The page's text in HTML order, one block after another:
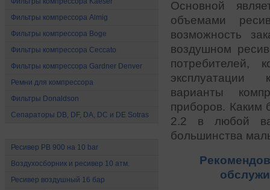
Фильтры компрессора Almig
Фильтры компрессора Boge
Фильтры компрессора Ceccato
Фильтры компрессора Gardner Denver
Ремни для компрессора
Фильтры Donaldson
Сепараторы DB, DF, DA, DC и DE Sotras
Ресивер РВ 900 на 10 bar
Воздухосборник и ресивер 10 атм.
Ресивер воздушный 16 бар
Основной
объемами
возможность
воздушном
потребителей,
эксплуатации
варианты
приборов. Каким
2.2 в любой
большинства